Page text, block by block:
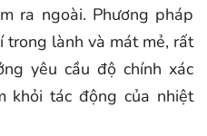
ra ngoài. Phương pháp
trong lành và mát mẻ, rất
yêu cầu độ chính xác
khỏi tác động của nhiệt